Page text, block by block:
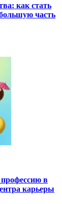
как стать
часть
в
карьеры